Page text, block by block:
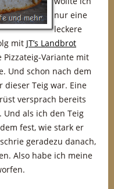
nur eine
leckere
mit JT’s Landbrot
Variante mit
Und schon nach dem
dieser Teig war. Eine
versprach bereits
als ich den Teig
fest, wie stark er
geradezu danach,
Also habe ich meine